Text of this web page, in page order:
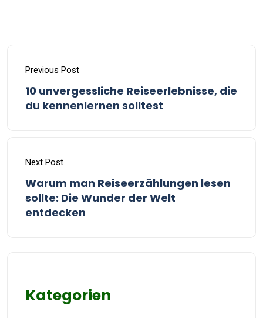
Previous Post
10 unvergessliche Reiseerlebnisse, die
du kennenlernen solltest
Next Post
Warum man Reiseerzählungen lesen
sollte: Die Wunder der Welt
entdecken
Kategorien